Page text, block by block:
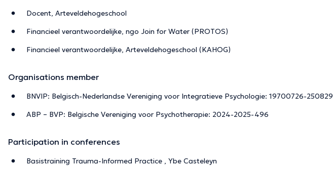
Docent, Arteveldehogeschool
Financieel verantwoordelijke, ngo Join for Water (PROTOS)
Financieel verantwoordelijke, Arteveldehogeschool (KAHOG)
Organisations member
BNVIP: Belgisch-Nederlandse Vereniging voor Integratieve Psychologie: 19700726-250829
ABP – BVP: Belgische Vereniging voor Psychotherapie: 2024-2025-496
Participation in conferences
Basistraining Trauma-Informed Practice , Ybe Casteleyn